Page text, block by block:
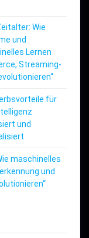
Wie
und
Lernen
Streaming-
für
und
maschinelles
und